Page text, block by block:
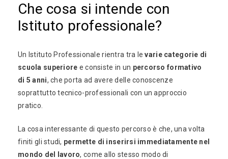
Che cosa si intende con
Istituto professionale?
Un Istituto Professionale rientra tra levarie categorie di
scuola superiore e consiste in un percorso formativo
di 5 anni, che porta ad avere delle conoscenze
soprattutto tecnico-professionali con un approccio
pratico.
La cosa interessante di questo percorso è che, una volta
finiti gli studi, permette di inserirsi immediatamente nel
mondo del lavoro, come allo stesso modo di